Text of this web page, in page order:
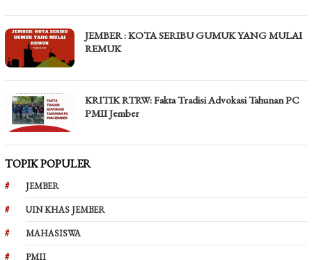
JEMBER : KOTA SERIBU GUMUK YANG MULAI
REMUK
KRITIK RTRW: Fakta Tradisi Advokasi Tahunan PC
PMII Jember
TOPIK POPULER
JEMBER
UIN KHAS JEMBER
MAHASISWA
PMII